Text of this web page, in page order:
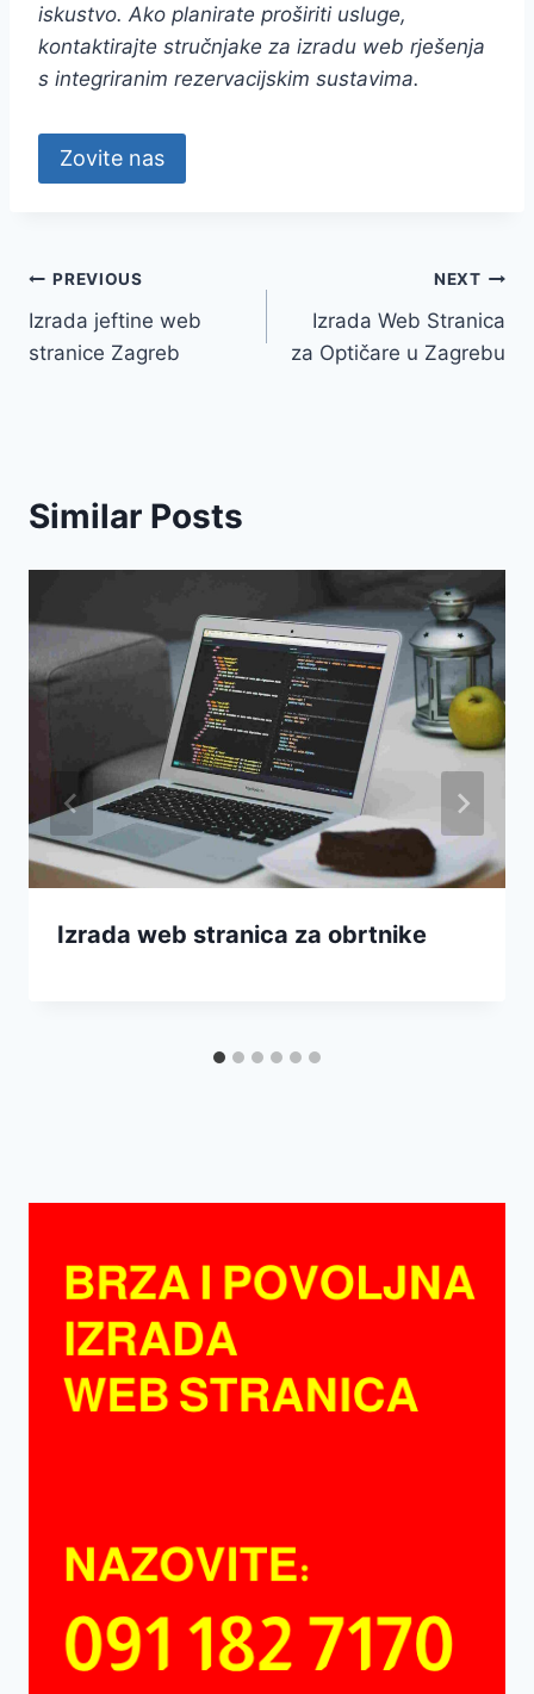
iskustvo. Ako planirate proširiti usluge,
kontaktirajte stručnjake za izradu web rješenja
s integriranim rezervacijskim sustavima.
Zovite nas
Navigacija
objava
PREVIOUS
Izrada jeftine web
stranice Zagreb
NEXT
Izrada Web Stranica
za Optičare u Zagrebu
Similar Posts
Izrada web stranica za obrtnike